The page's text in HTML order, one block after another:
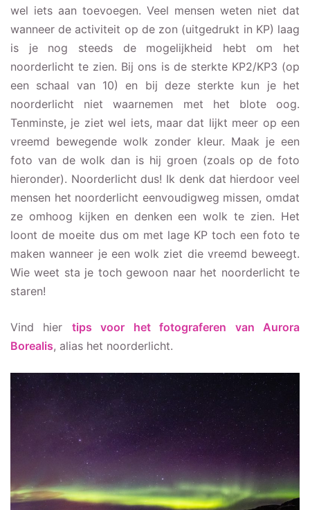
wel iets aan toevoegen. Veel mensen weten niet dat
wanneer de activiteit op de zon (uitgedrukt in KP) laag
is je nog steeds de mogelijkheid hebt om het
noorderlicht te zien. Bij ons is de sterkte KP2/KP3 (op
een schaal van 10) en bij deze sterkte kun je het
noorderlicht niet waarnemen met het blote oog.
Tenminste, je ziet wel iets, maar dat lijkt meer op een
vreemd bewegende wolk zonder kleur. Maak je een
foto van de wolk dan is hij groen (zoals op de foto
hieronder). Noorderlicht dus! Ik denk dat hierdoor veel
mensen het noorderlicht eenvoudigweg missen, omdat
ze omhoog kijken en denken een wolk te zien. Het
loont de moeite dus om met lage KP toch een foto te
maken wanneer je een wolk ziet die vreemd beweegt.
Wie weet sta je toch gewoon naar het noorderlicht te
staren!
Vind hier tips voor het fotograferen van Aurora
Borealis, alias het noorderlicht.